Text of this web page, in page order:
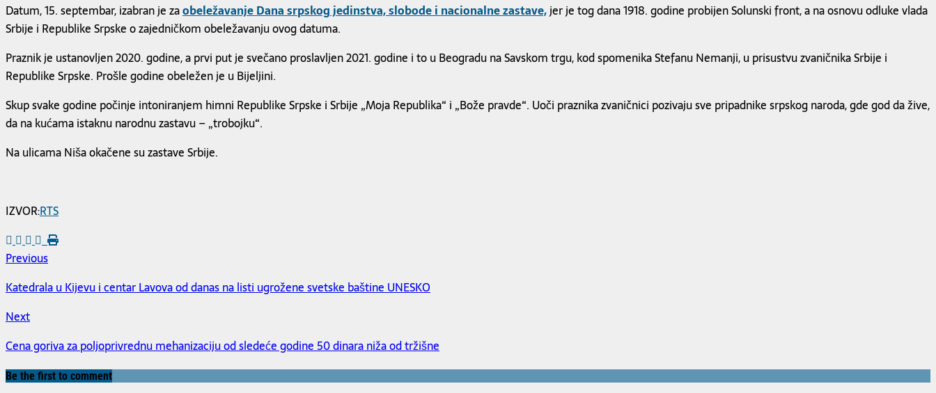
Datum, 15. septembar, izabran je zaobeležavanje Dana srpskog jedinstva, slobode i nacionalne zastave,jer je tog dana 1918. godine probijen Solunski front, a na osnovu odluke vlada
Srbije i Republike Srpske o zajedničkom obeležavanju ovog datuma.
Praznik je ustanovljen 2020. godine, a prvi put je svečano proslavljen 2021. godine i to u Beogradu na Savskom trgu, kod spomenika Stefanu Nemanji, u prisustvu zvaničnika Srbije i
Republike Srpske. Prošle godine obeležen je u Bijeljini.
Skup svake godine počinje intoniranjem himni Republike Srpske i Srbije „Moja Republika“ i „Bože pravde“. Uoči praznika zvaničnici pozivaju sve pripadnike srpskog naroda, gde god da žive,
da na kućama istaknu narodnu zastavu – „trobojku“.
Na ulicama Niša okačene su zastave Srbije.
IZVOR:RTS
Previous
Katedrala u Kijevu i centar Lavova od danas na listi ugrožene svetske baštine UNESKO
Next
Cena goriva za poljoprivrednu mehanizaciju od sledeće godine 50 dinara niža od tržišne
Be the first to comment